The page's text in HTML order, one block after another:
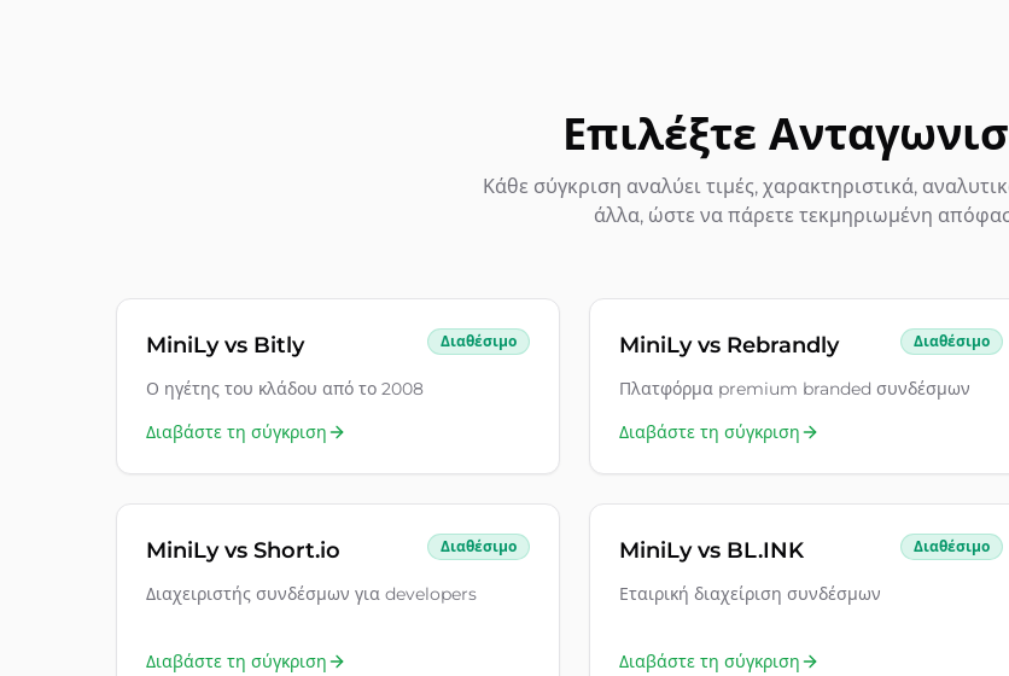
Επιλέξτε
Κάθε σύγκριση αναλύει τιμές, χαρακτηριστικά,
άλλα, ώστε να πάρετε τεκμηριωμένη
MiniLy vs Bitly Διαθέσιμο
Ο ηγέτης του κλάδου από το 2008
Διαβάστε τη σύγκριση
MiniLy vs Rebrandly Διαθέσιμο
Πλατφόρμα premium branded συνδέσμων
Διαβάστε τη σύγκριση
MiniLy vs Short.io Διαθέσιμο
Διαχειριστής συνδέσμων για developers
Διαβάστε τη σύγκριση
MiniLy vs BL.INK Διαθέσιμο
Εταιρική διαχείριση συνδέσμων
Διαβάστε τη σύγκριση